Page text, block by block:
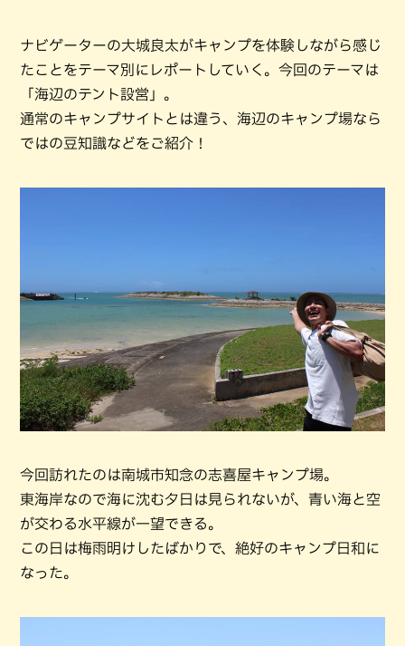
ナビゲーターの大城良太がキャンプを体験しながら感じ
たことをテーマ別にレポートしていく。今回のテーマは
「海辺のテント設営」。
通常のキャンプサイトとは違う、海辺のキャンプ場なら
ではの豆知識などをご紹介！
今回訪れたのは南城市知念の志喜屋キャンプ場。
東海岸なので海に沈む夕日は見られないが、青い海と空
が交わる水平線が一望できる。
この日は梅雨明けしたばかりで、絶好のキャンプ日和に
なった。